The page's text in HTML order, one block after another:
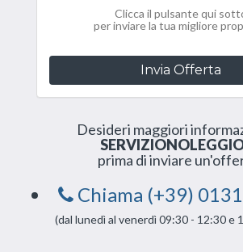
Clicca il pulsante qui
per inviare la tua migliore
Invia Offerta
Desideri maggiori
prima di inviare
Chiama (+39)
(dal lunedì al venerdì 09:30 - 12:30 e